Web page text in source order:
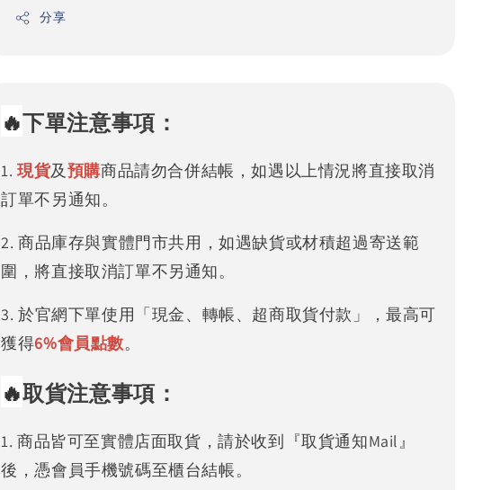
分享
🔥下單注意事項：
1. 現貨及預購商品請勿合併結帳，如遇以上情況將直接取消
訂單不另通知。
2. 商品庫存與實體門市共用，如遇缺貨或材積超過寄送範
圍，將直接取消訂單不另通知。
3. 於官網下單使用「現金、轉帳、超商取貨付款」，最高可
獲得6%會員點數。
🔥取貨注意事項：
1. 商品皆可至實體店面取貨，請於收到『取貨通知Mail』
後，憑會員手機號碼至櫃台結帳。